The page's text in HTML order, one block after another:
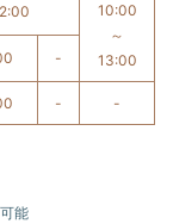
10:00
～
13:00
-
- -
能